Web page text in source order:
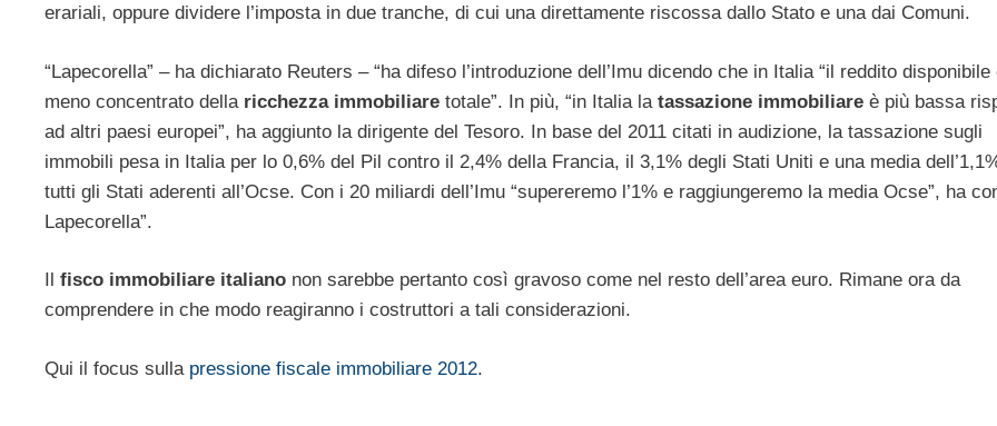
erariali, oppure dividere l’imposta in due tranche, di cui una direttamente riscossa dallo Stato e una dai Comuni.
“Lapecorella” – ha dichiarato Reuters – “ha difeso l’introduzione dell’Imu dicendo che in Italia “il reddito disponibile
meno concentrato della ricchezza immobiliare totale”. In più, “in Italia la tassazione immobiliare è più bassa
ad altri paesi europei”, ha aggiunto la dirigente del Tesoro. In base del 2011 citati in audizione, la tassazione sugli
immobili pesa in Italia per lo 0,6% del Pil contro il 2,4% della Francia, il 3,1% degli Stati Uniti e una media
tutti gli Stati aderenti all’Ocse. Con i 20 miliardi dell’Imu “supereremo l’1% e raggiungeremo la media Ocse”, ha
Lapecorella”.
fisco immobiliare italiano non sarebbe pertanto così gravoso come nel resto dell’area euro. Rimane ora da
comprendere in che modo reagiranno i costruttori a tali considerazioni.
Qui il focus sulla pressione fiscale immobiliare 2012.